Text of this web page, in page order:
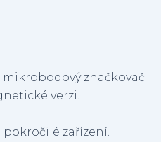
značkovač.
verzi.
zařízení.